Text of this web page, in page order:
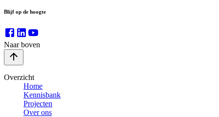
Blijf op de hoogte
Naar boven
Overzicht
Home
Kennisbank
Projecten
Over ons